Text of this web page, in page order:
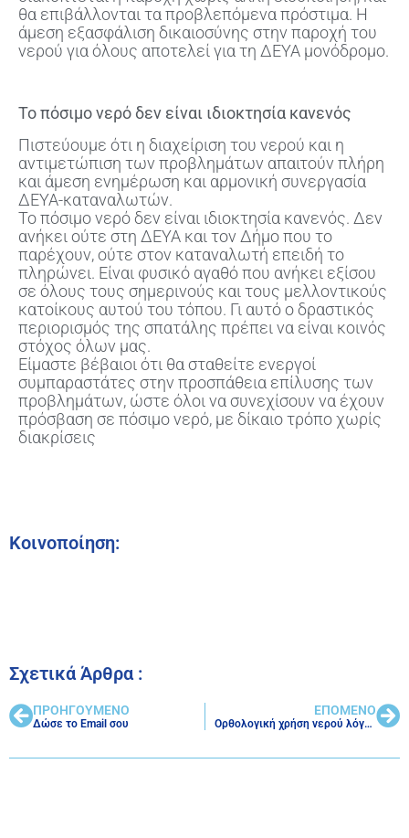
θα επιβάλλονται τα προβλεπόμενα πρόστιμα. Η
άμεση εξασφάλιση δικαιοσύνης στην παροχή του
νερού για όλους αποτελεί για τη ΔΕΥΑ μονόδρομο.
Το πόσιμο νερό δεν είναι ιδιοκτησία κανενός
Πιστεύουμε ότι η διαχείριση του νερού και η
αντιμετώπιση των προβλημάτων απαιτούν πλήρη
και άμεση ενημέρωση και αρμονική συνεργασία
ΔΕΥΑ-καταναλωτών.
Το πόσιμο νερό δεν είναι ιδιοκτησία κανενός. Δεν
ανήκει ούτε στη ΔΕΥΑ και τον Δήμο που το
παρέχουν, ούτε στον καταναλωτή επειδή το
πληρώνει. Είναι φυσικό αγαθό που ανήκει εξίσου
σε όλους τους σημερινούς και τους μελλοντικούς
κατοίκους αυτού του τόπου. Γι αυτό ο δραστικός
περιορισμός της σπατάλης πρέπει να είναι κοινός
στόχος όλων μας.
Είμαστε βέβαιοι ότι θα σταθείτε ενεργοί
συμπαραστάτες στην προσπάθεια επίλυσης των
προβλημάτων, ώστε όλοι να συνεχίσουν να έχουν
πρόσβαση σε πόσιμο νερό, με δίκαιο τρόπο χωρίς
διακρίσεις
Κοινοποίηση:
Σχετικά Άρθρα :
ΠΡΟΗΓΟΥΜΕΝΟ
Δώσε το Email σου
ΕΠΟΜΕΝΟ
Ορθολογική χρήση νερού λόγω καύσωνα και ανομβρίας